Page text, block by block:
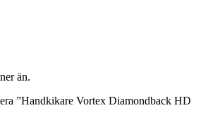
än.
”Handkikare Vortex Diamondback HD